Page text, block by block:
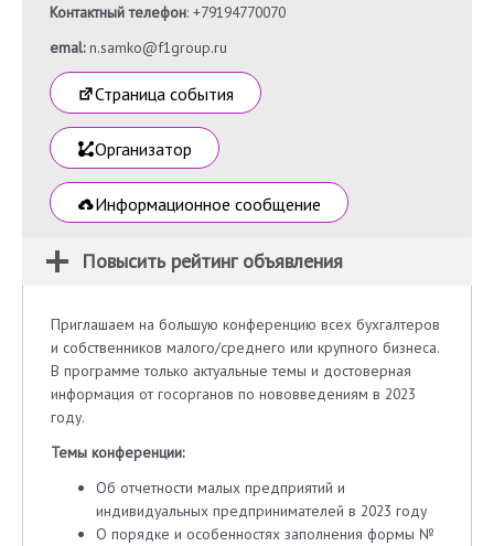
Контактный телефон: +79194770070
emal:n.samko@f1group.ru
Страница события
Организатор
Информационное сообщение
Повысить рейтинг объявления
Приглашаем на большую конференцию всех бухгалтеров
и собственников малого/среднего или крупного бизнеса.
В программе только актуальные темы и достоверная
информация от госорганов по нововведениям в 2023
году.
Темы конференции:
Об отчетности малых предприятий и
индивидуальных предпринимателей в 2023 году
О порядке и особенностях заполнения формы №